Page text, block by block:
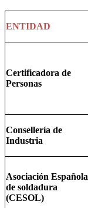
ENTIDAD
Certificadora de
Personas
Consellería de
Industria
Asociación Española
de soldadura
(CESOL)